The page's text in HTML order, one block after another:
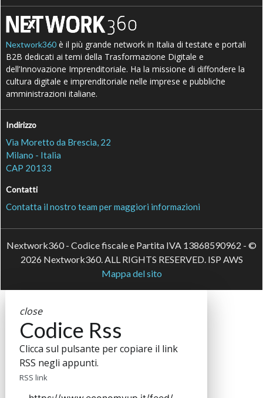
Nextwork360 è il più grande network in Italia di testate e portali
B2B dedicati ai temi della Trasformazione Digitale e
dell’Innovazione Imprenditoriale. Ha la missione di diffondere la
cultura digitale e imprenditoriale nelle imprese e pubbliche
amministrazioni italiane.
Indirizzo
Via Moretto da Brescia, 22
Milano - Italia
CAP 20133
Contatti
Contatta il nostro team per maggiori informazioni
Nextwork360 - Codice fiscale e Partita IVA 13868590962 - ©
2026 Nextwork360. ALL RIGHTS RESERVED. ISP AWS
Mappa del sito
close
Codice Rss
Clicca sul pulsante per copiare il link
RSS negli appunti.
RSS link